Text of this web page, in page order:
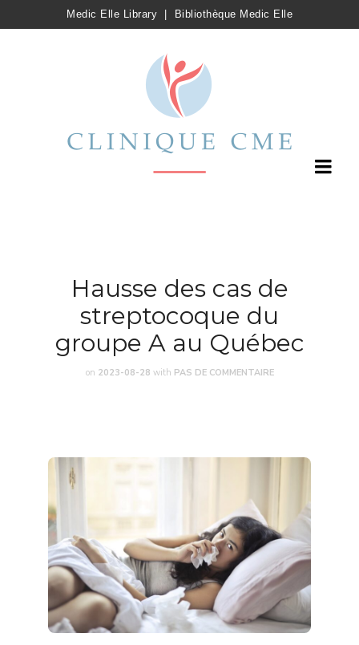
Medic Elle Library Bibliothèque Medic Elle
Hausse des cas de
streptocoque du
groupe A au Québec
on 2023-08-28 with PAS DE COMMENTAIRE